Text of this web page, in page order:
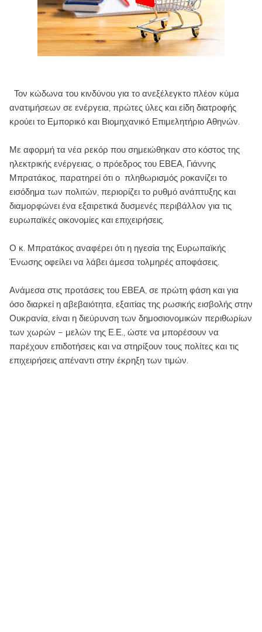
Τον κώδωνα του κινδύνου για το ανεξέλεγκτο πλέον κύμα
ανατιμήσεων σε ενέργεια, πρώτες ύλες και είδη διατροφής
κρούει το Εμπορικό και Βιομηχανικό Επιμελητήριο Αθηνών.
Με αφορμή τα νέα ρεκόρ που σημειώθηκαν στο κόστος της
ηλεκτρικής ενέργειας, ο πρόεδρος του ΕΒΕΑ, Γιάννης
Μπρατάκος, παρατηρεί ότι ο πληθωρισμός ροκανίζει το
εισόδημα των πολιτών, περιορίζει το ρυθμό ανάπτυξης και
διαμορφώνει ένα εξαιρετικά δυσμενές περιβάλλον για τις
ευρωπαϊκές οικονομίες και επιχειρήσεις.
Ο κ. Μπρατάκος αναφέρει ότι η ηγεσία της Ευρωπαϊκής
Ένωσης οφείλει να λάβει άμεσα τολμηρές αποφάσεις.
Ανάμεσα στις προτάσεις του ΕΒΕΑ, σε πρώτη φάση και για
όσο διαρκεί η αβεβαιότητα, εξαιτίας της ρωσικής εισβολής στην
Ουκρανία, είναι η διεύρυνση των δημοσιονομικών περιθωρίων
των χωρών – μελών της Ε.Ε., ώστε να μπορέσουν να
παρέχουν επιδοτήσεις και να στηρίξουν τους πολίτες και τις
επιχειρήσεις απέναντι στην έκρηξη των τιμών.